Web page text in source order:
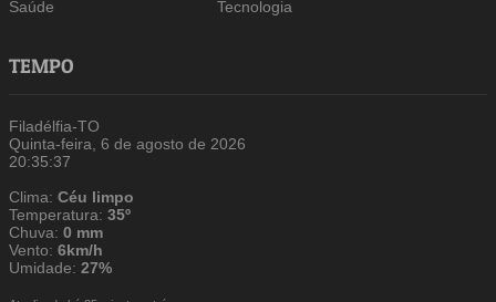
Saúde
Tecnologia
TEMPO
Filadélfia-TO
Quinta-feira, 6 de agosto de 2026
20:35:37
Clima:Céu limpo
Temperatura:35º
Chuva:0 mm
Vento:6km/h
Umidade:27%